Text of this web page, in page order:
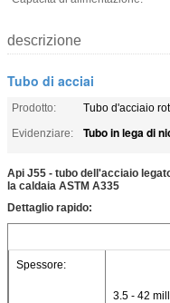
descrizione
Tubo di acciai
Prodotto:
Tubo d'acciaio
Evidenziare:
Tubo in lega di
Api J55 - tubo dell'acciaio
la caldaia ASTM A335
Dettaglio rapido:
Spessore:
3.5 - 42